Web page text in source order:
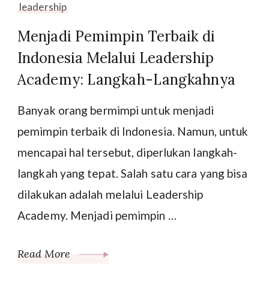
leadership
Menjadi Pemimpin Terbaik di
Indonesia Melalui Leadership
Academy: Langkah-Langkahnya
Banyak orang bermimpi untuk menjadi
pemimpin terbaik di Indonesia. Namun, untuk
mencapai hal tersebut, diperlukan langkah-
langkah yang tepat. Salah satu cara yang bisa
dilakukan adalah melalui Leadership
Academy. Menjadi pemimpin …
Read More